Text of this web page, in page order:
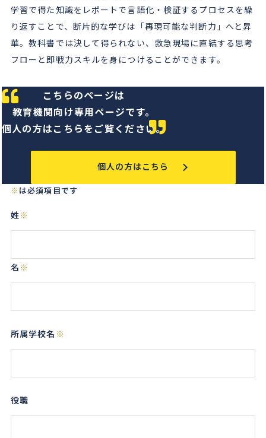
学習で得た知識をレポートで言語化・検証するプロセスを繰
り返すことで、断片的な学びは「再現可能な判断力」へと昇
華。教科書では決して得られない、救急現場に直結する思考
フローと即戦力スキルを身につけることができます。
こちらのページは
教育機関向け専用ページです。
個人の方はこちらをご覧ください。
個人の方はこちら
※ は必須項目です
姓※
名 ※
所属学校名 ※
役職